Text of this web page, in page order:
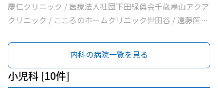
慶仁クリニック / 医療法人社団下田緑眞会千歳烏山アクア
クリニック / こころのホームクリニック世田谷 / 遠藤医院
千歳烏山駅前いたがき内科クリニック内科・消化器内科・
内視鏡内科・肛門内科 / 世田谷調布大友内科リウマチ科千
歳烏山院 / 烏山クリニック / 医療法人社団はなまる会烏山
はなクリニック / 医療法人社団下田緑眞会世田谷北部クリ
内科の病院一覧を見る
小児科 [10件]